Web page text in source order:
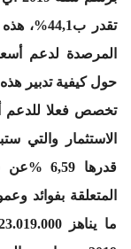
تقدر
المرصدة لدعم
حول كيفية تدبير هذه
تخصص فعلا للدعم